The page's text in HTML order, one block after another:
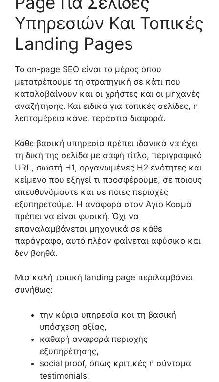
Υπηρεσιών Και Τοπικές
Landing Pages
Το on-page SEO είναι το μέρος όπου
μετατρέπουμε τη στρατηγική σε κάτι που
καταλαβαίνουν και οι χρήστες και οι μηχανές
αναζήτησης. Και ειδικά για τοπικές σελίδες, η
λεπτομέρεια κάνει τεράστια διαφορά.
Κάθε βασική υπηρεσία πρέπει ιδανικά να έχει
τη δική της σελίδα με σαφή τίτλο, περιγραφικό
URL, σωστή H1, οργανωμένες H2 ενότητες και
κείμενο που εξηγεί τι προσφέρουμε, σε ποιους
απευθυνόμαστε και σε ποιες περιοχές
εξυπηρετούμε. Η αναφορά στον Άγιο Κοσμά
πρέπει να είναι φυσική. Όχι να
επαναλαμβάνεται μηχανικά σε κάθε
παράγραφο, αυτό πλέον φαίνεται αφύσικο και
δεν βοηθά.
Μια καλή τοπική landing page περιλαμβάνει
συνήθως:
την κύρια υπηρεσία και τη βασική
υπόσχεση αξίας,
καθαρή αναφορά περιοχής
εξυπηρέτησης,
social proof, όπως κριτικές ή σύντομα
testimonials,